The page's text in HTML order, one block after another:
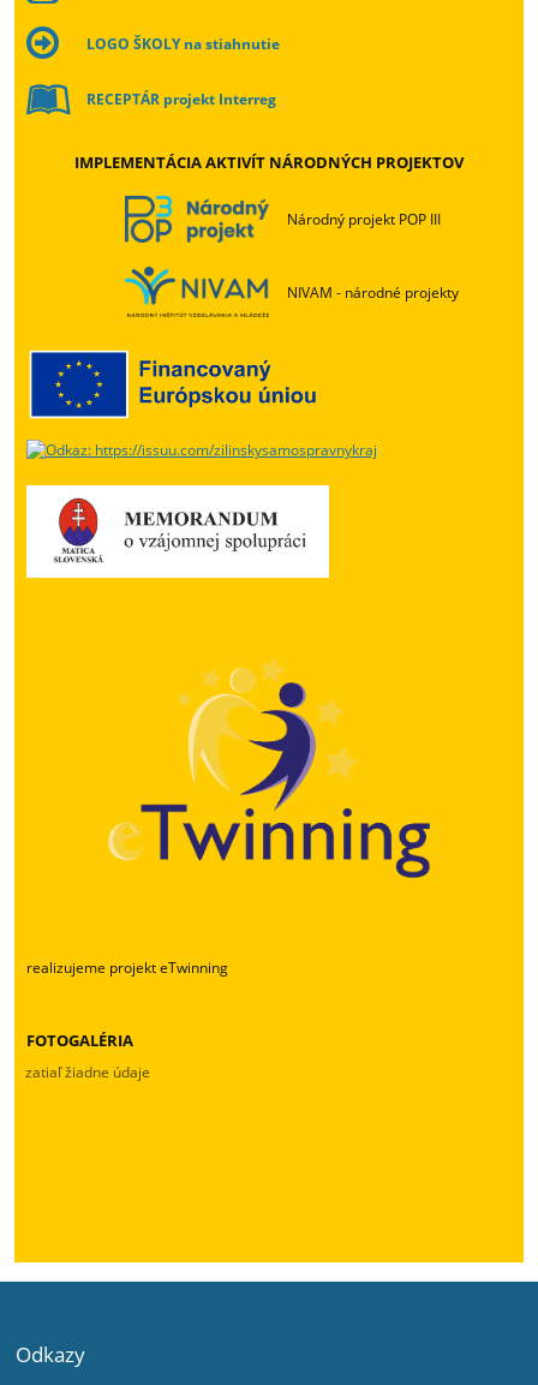
LOGO ŠKOLY na stiahnutie
RECEPTÁR projekt Interreg
IMPLEMENTÁCIA AKTIVÍT NÁRODNÝCH PROJEKTOV
Národný projekt POP III
NIVAM - národné projekty
realizujeme projekt eTwinning
FOTOGALÉRIA
zatiaľ žiadne údaje
Odkazy